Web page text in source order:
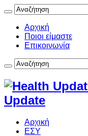
Αρχική
Ποιοι είμαστε
Επικοινωνία
Update
Αρχική
ΕΣΥ